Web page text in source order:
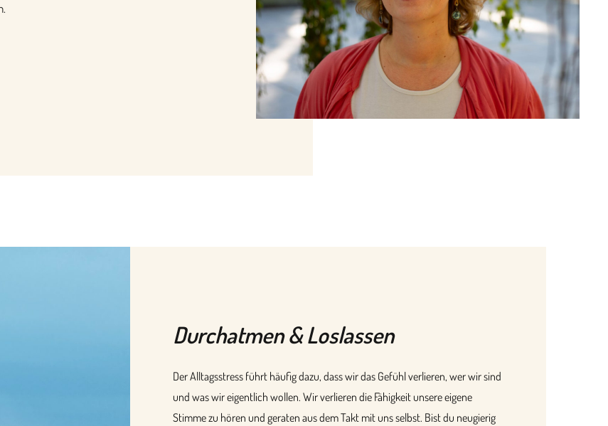
Durchatmen & Loslassen
Der Alltagsstress führt häufig dazu, dass wir das Gefühl verlieren, wer wir sind
und was wir eigentlich wollen. Wir verlieren die Fähigkeit unsere eigene
Stimme zu hören und geraten aus dem Takt mit uns selbst. Bist du neugierig